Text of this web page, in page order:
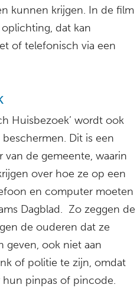
kunnen krijgen. In de film
dat kan
of telefonisch via een
Huisbezoek’ wordt ook
Dit is een
van de gemeente, waarin
over hoe ze op een
en computer moeten
Dagblad. Zo zeggen de
de ouderen dat ze
ook niet aan
of politie te zijn, omdat
pinpas of pincode.